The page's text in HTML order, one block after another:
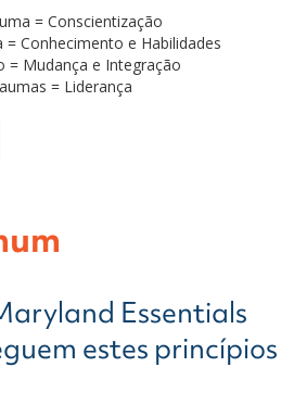
= Conscientização
= Conhecimento e Habilidades
= Mudança e Integração
= Liderança
Essentials
estes princípios